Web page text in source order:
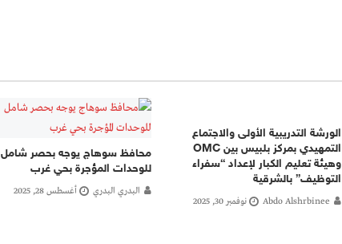
الورشة التدريبية الأولى والاجتماع
التمهيدي بمركز بلبيس بين OMC
وهيئة تعليم الكبار لإعداد “سفراء
التوظيف” بالشرقية
Abdo Alshrbinee نوفمبر 30, 2025
محافظ سوهاج يوجه بحصر شامل
للوحدات المؤجرة بحي غرب
البدري البدري أغسطس 28, 2025